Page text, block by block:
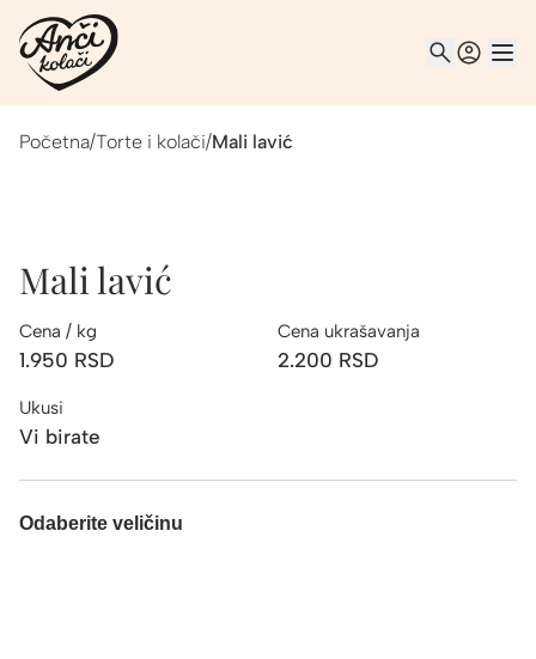
Početna/Torte i kolači/Mali lavić
Mali lavić
Cena / kg
1.950 RSD
Cena ukrašavanja
2.200 RSD
Ukusi
Vi birate
Odaberite veličinu